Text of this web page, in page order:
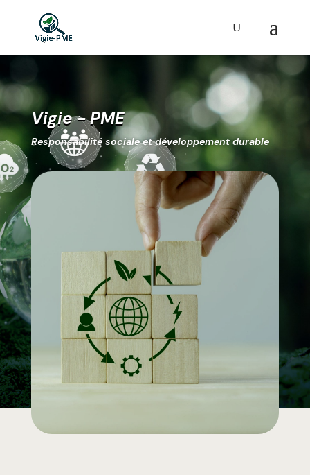
Vigie - PME
Responsabilité sociale et développement durable